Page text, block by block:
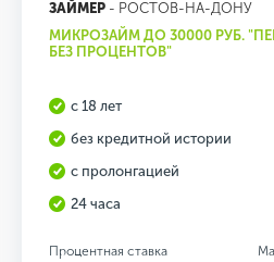
ЗАЙМЕР - РОСТОВ-НА-ДОНУ
МИКРОЗАЙМ ДО 30000 РУБ.
БЕЗ ПРОЦЕНТОВ"
с 18 лет
без кредитной истории
с пролонгацией
24 часа
Процентная ставка